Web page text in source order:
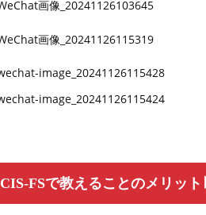
CIS-FSで教えることのメリット